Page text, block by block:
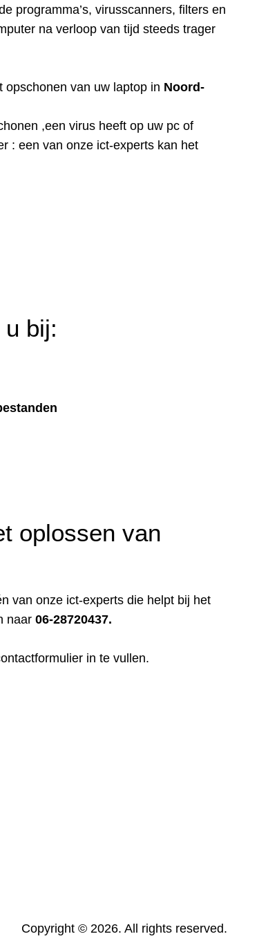
programma’s, virusscanners, filters en
na verloop van tijd steeds trager
van uw laptop in Noord-
,een virus heeft op uw pc of
: een van onze ict-experts kan het
bij:
oplossen van
van onze ict-experts die helpt bij het
naar 06-28720437.
in te vullen.
Copyright © 2026. All rights reserved.